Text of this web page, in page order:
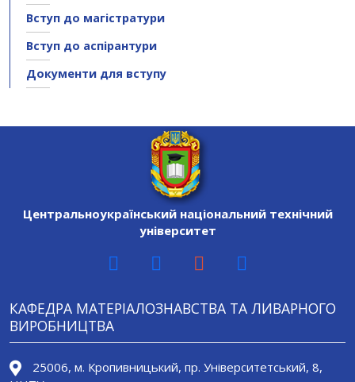
Вступ до магістратури
Вступ до аспірантури
Документи для вступу
Центральноукраїнський національний технічний
університет
КАФЕДРА МАТЕРІАЛОЗНАВСТВА ТА ЛИВАРНОГО
ВИРОБНИЦТВА
25006, м. Кропивницький, пр. Університетський, 8,